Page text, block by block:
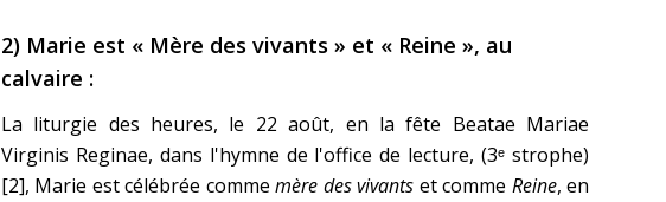
2) Marie est « Mère des vivants » et « Reine », au
calvaire :
La liturgie des heures, le 22 août, en la fête Beatae Mariae
Virginis Reginae, dans l'hymne de l'office de lecture, (3ᵉ strophe)
[2], Marie est célébrée commemère des vivants et comme Reine, en